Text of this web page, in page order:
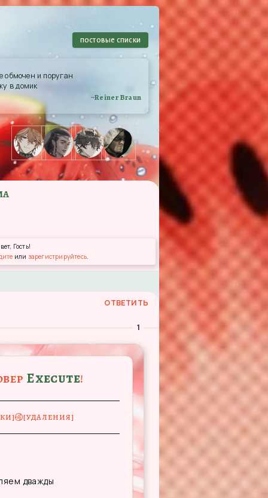
постовые списки
обмочен и поруган
в домик
Reiner Braun
Гость!
или зарегистрируйтесь.
ОТВЕТИТЬ
1
Execute!
࿋[УДАЛЕНИЯ]
дважды